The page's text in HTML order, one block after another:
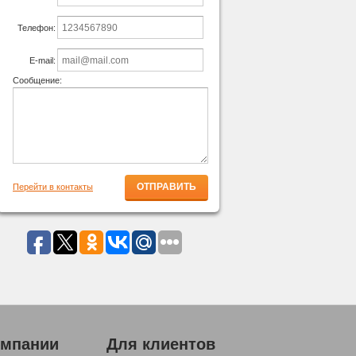
Телефон:
E-mail:
Сообщение:
Перейти в контакты
Для клиентов